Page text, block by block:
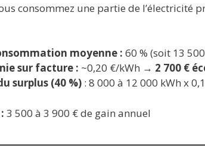
consommez une partie de
moyenne : 60 % (soit 13
sur facture : ~0,20 €/kWh → 2 700 €
surplus (40 %): 8 000 à 12 000 kWh x
3 500 à 3 900 € de gain annuel